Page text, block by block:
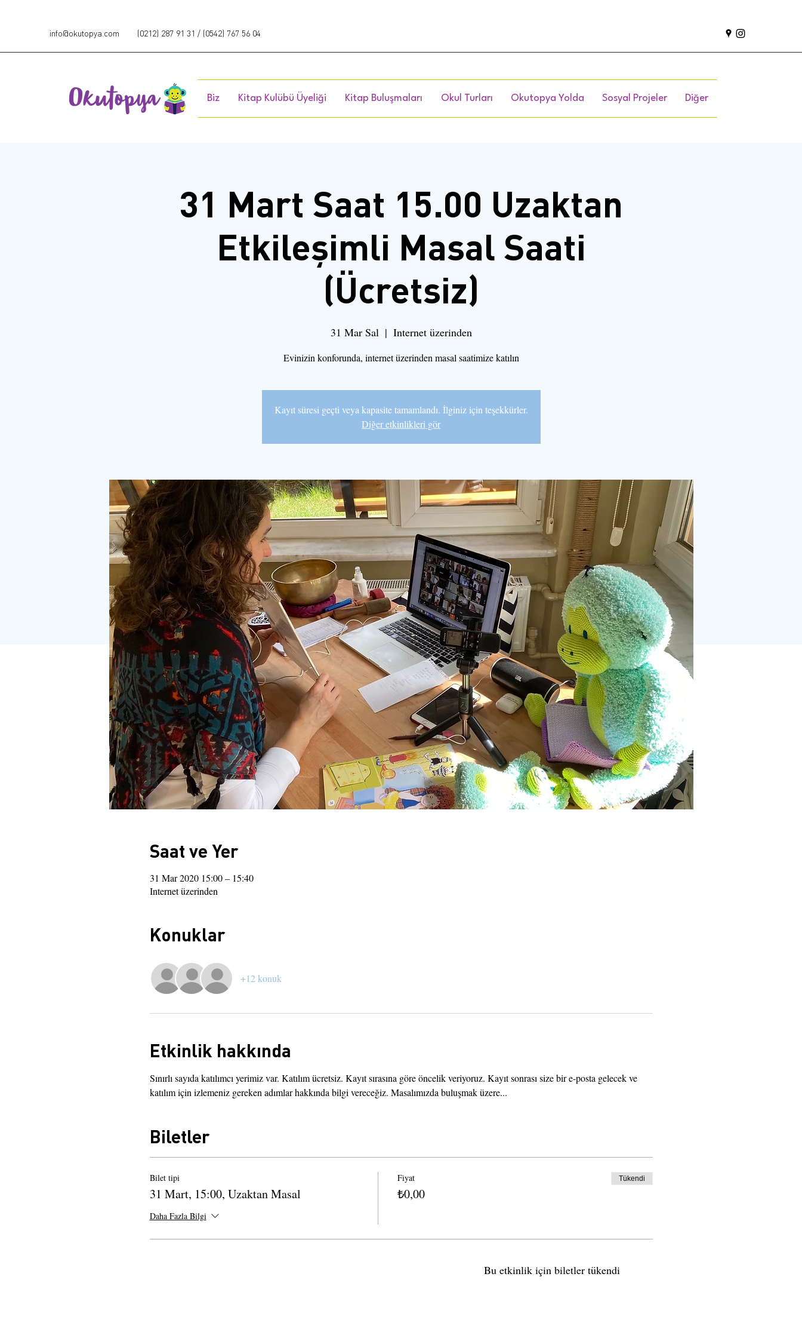
info@okutopya.com (0212) 287 91 31 / (0542) 767 56 04
Biz Kitap Kulübü Üyeliği Kitap Buluşmaları Okul Turları Okutopya Yolda Sosyal Projeler Diğer
31 Mart Saat 15.00 Uzaktan
Etkileşimli Masal Saati
(Ücretsiz)
31 Mar Sal
  |
Internet üzerinden
Evinizin konforunda, internet üzerinden masal saatimize katılın
Kayıt süresi geçti veya kapasite tamamlandı. İlginiz için teşekkürler.
Diğer etkinlikleri gör
Saat ve Yer
31 Mar 2020 15:00 – 15:40
Internet üzerinden
Konuklar
+12 konuk
Etkinlik hakkında
Sınırlı sayıda katılımcı yerimiz var. Katılım ücretsiz. Kayıt sırasına göre öncelik veriyoruz. Kayıt sonrası size bir e-posta gelecek ve
katılım için izlemeniz gereken adımlar hakkında bilgi vereceğiz. Masalımızda buluşmak üzere...
Biletler
Bilet tipi
31 Mart, 15:00, Uzaktan Masal
Daha Fazla Bilgi
Fiyat
₺0,00
Tükendi
Bu etkinlik için biletler tükendi